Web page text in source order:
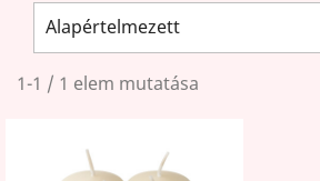
Alapértelmezett
1-1 / 1 elem mutatása